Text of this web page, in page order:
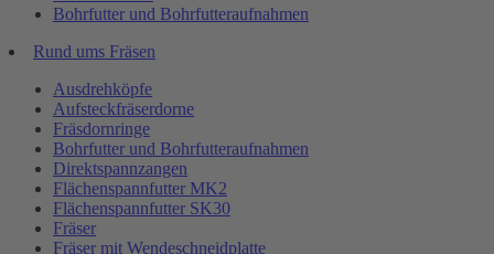
Bohrfutter und Bohrfutteraufnahmen
Rund ums Fräsen
Ausdrehköpfe
Aufsteckfräserdorne
Fräsdornringe
Bohrfutter und Bohrfutteraufnahmen
Direktspannzangen
Flächenspannfutter MK2
Flächenspannfutter SK30
Fräser
Fräser mit Wendeschneidplatte